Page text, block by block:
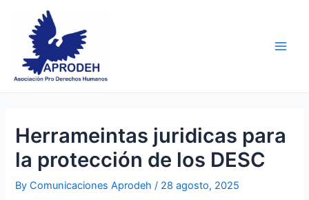
content
Herrameintas juridicas para
la protección de los DESC
ByComunicaciones Aprodeh/ 28 agosto, 2025
navigation